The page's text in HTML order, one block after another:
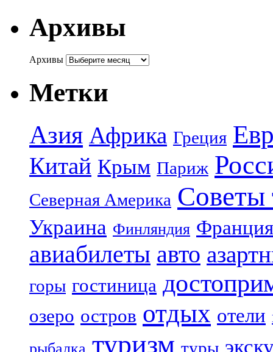
Архивы
Архивы
Метки
Азия Африка Греция
Китай Крым Париж
Северная Америка Советы
Украина Финляндия Франция
авиабилеты авто
горы гостиница
озеро остров отдых отели
туризм туры